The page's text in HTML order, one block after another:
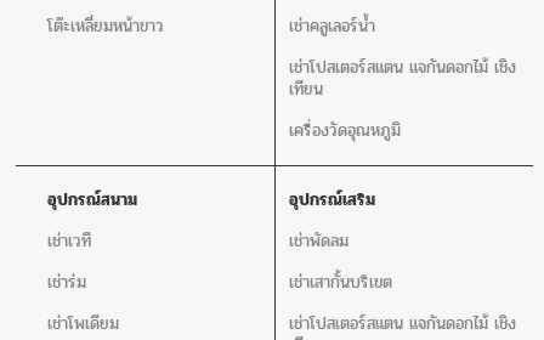
โต๊ะเหลี่ยมหน้าขาว
เช่าคลูเลอร์น้ำ
เช่าโปสเตอร์สแตน แจกันดอกไม้ เชิง
เทียน
เครื่องวัดอุณหภูมิ
อุปกรณ์สนาม
เช่าเวที
เช่าร่ม
เช่าโพเดียม
อุปกรณ์เสริม
เช่าพัดลม
เช่าเสากั้นบริเขต
เช่าโปสเตอร์สแตน แจกันดอกไม้ เชิง